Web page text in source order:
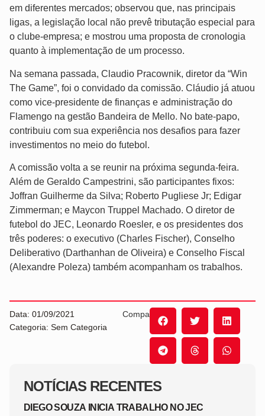
NOTÍCIAS RECENTES
DIEGO SOUZA INICIA TRABALHO NO JEC
em diferentes mercados; observou que, nas principais
ligas, a legislação local não prevê tributação especial para
o clube-empresa; e mostrou uma proposta de cronologia
quanto à implementação de um processo.
Na semana passada, Claudio Pracownik, diretor da “Win
The Game”, foi o convidado da comissão. Cláudio já atuou
como vice-presidente de finanças e administração do
Flamengo na gestão Bandeira de Mello. No bate-papo,
contribuiu com sua experiência nos desafios para fazer
investimentos no meio do futebol.
A comissão volta a se reunir na próxima segunda-feira.
Além de Geraldo Campestrini, são participantes fixos:
Joffran Guilherme da Silva; Roberto Pugliese Jr; Edigar
Zimmerman; e Maycon Truppel Machado. O diretor de
futebol do JEC, Leonardo Roesler, e os presidentes dos
três poderes: o executivo (Charles Fischer), Conselho
Deliberativo (Darthanhan de Oliveira) e Conselho Fiscal
(Alexandre Poleza) também acompanham os trabalhos.
Data: 01/09/2021
Categoria: Sem Categoria
Compartilhe: